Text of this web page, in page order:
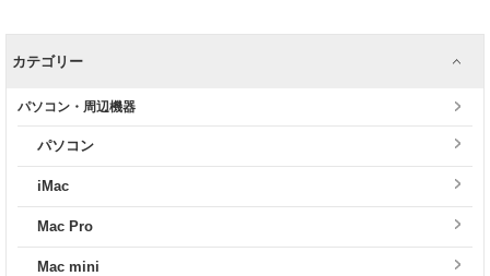
カテゴリー
パソコン・周辺機器
パソコン
iMac
Mac Pro
Mac mini